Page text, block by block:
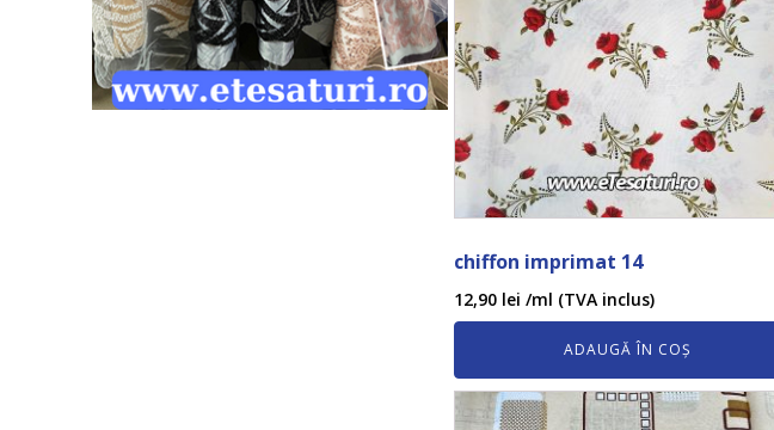
chiffon imprimat 14
12,90 lei /ml (TVA inclus)
ADAUGĂ ÎN COȘ